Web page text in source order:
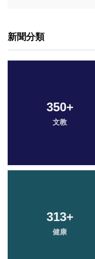
新聞分類
350+
文教
313+
健康